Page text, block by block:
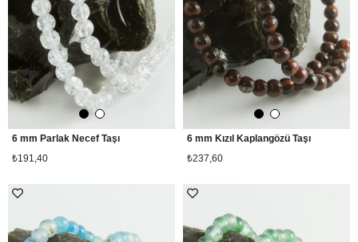
6 mm Parlak Necef Taşı
₺191,40
6 mm Kızıl Kaplangözü Taşı
₺237,60